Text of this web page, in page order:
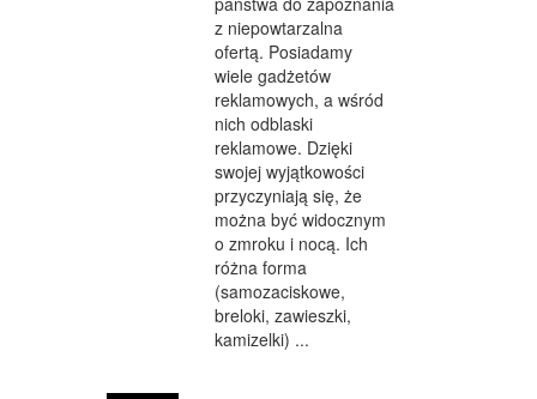
INNE AGENCJE
WIGOR
IMPREZY INTEGRACYJNE
HOBBY
ZAJĘCIA SPORTOWE I REKREACYJNE
PRODUKCJA
INFORMATYCZNE
RESTAURACJE, CATERING
z niepowtarzalna
ofertą. Posiadamy
wiele gadżetów
reklamowych, a wśród
nich odblaski
reklamowe. Dzięki
swojej wyjątkowości
przyczyniają się, że
można być widocznym
o zmroku i nocą. Ich
różna forma
(samozaciskowe,
breloki, zawieszki,
kamizelki) ...